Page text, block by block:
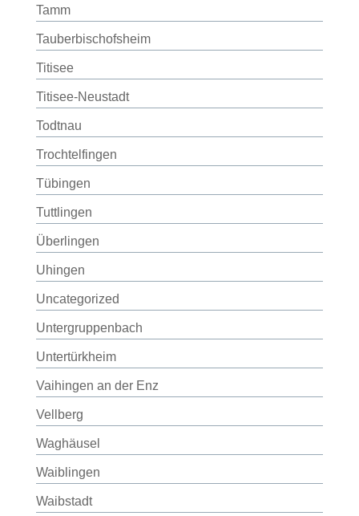
Tamm
Tauberbischofsheim
Titisee
Titisee-Neustadt
Todtnau
Trochtelfingen
Tübingen
Tuttlingen
Überlingen
Uhingen
Uncategorized
Untergruppenbach
Untertürkheim
Vaihingen an der Enz
Vellberg
Waghäusel
Waiblingen
Waibstadt